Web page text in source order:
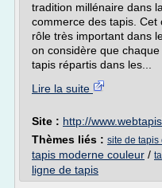
tradition millénaire dans
commerce des tapis.
rôle très important dans
on considère que
tapis répartis dans les...
Lire la suite
Site : http://
Thèmes liés : site de tapis
tapis moderne couleur /
ligne de tapis